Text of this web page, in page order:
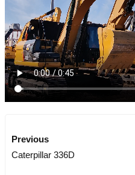
Previous
Caterpillar 336D